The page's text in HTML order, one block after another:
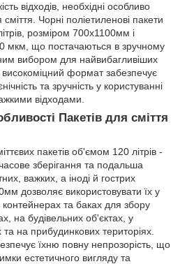
відходів, необхідні особливо
сміття. Чорні поліетиленові пакети
розміром 700х1100мм і
що постачаються в зручному
вибором для найвибагливіших
формат забезпечує
та зручність у користуванні
відходами.
Пакетів для сміття
пакетів об'ємом 120 літрів -
зберігання та подальша
важких, а іноді й гострих
дозволяє використовувати їх у
контейнерах та баках для збору
на будівельних об'єктах, у
на прибудинкових територіях.
їхню повну непрозорість, що
естетичного вигляду та